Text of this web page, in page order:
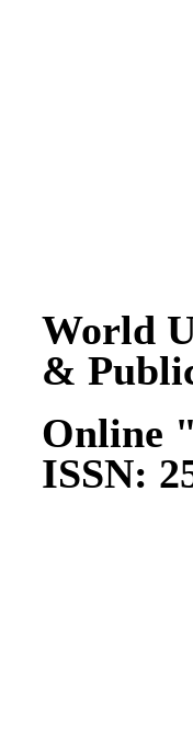
World
&
Online
ISSN: